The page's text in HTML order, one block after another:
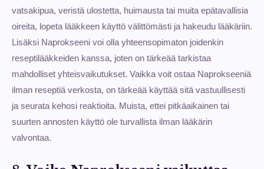
vatsakipua, veristä ulostetta, huimausta tai muita epätavallisia
oireita, lopeta lääkkeen käyttö välittömästi ja hakeudu lääkäriin.
Lisäksi Naprokseeni voi olla yhteensopimaton joidenkin
reseptilääkkeiden kanssa, joten on tärkeää tarkistaa
mahdolliset yhteisvaikutukset. Vaikka voit ostaa Naprokseeniä
ilman reseptiä verkosta, on tärkeää käyttää sitä vastuullisesti
ja seurata kehosi reaktioita. Muista, ettei pitkäaikainen tai
suurten annosten käyttö ole turvallista ilman lääkärin
valvontaa.